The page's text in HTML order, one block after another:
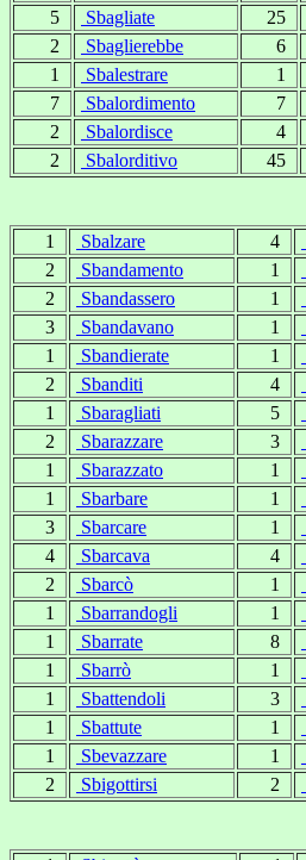
5
Sbagliate 25
2
Sbaglierebbe 6
1
Sbalestrare 1
7
Sbalordimento 7
2
Sbalordisce 4
2
Sbalorditivo 45
1 Sbalzare 4
2
Sbandamento 1
2
Sbandassero 1
3
Sbandavano 1
1
Sbandierate 1
2
Sbanditi 4
1
Sbaragliati 5
2
Sbarazzare 3
1
Sbarazzato 1
1
Sbarbare 1
3
Sbarcare 1
4
Sbarcava 4
2
Sbarcò 1
1
Sbarrandogli 1
1
Sbarrate 8
1
Sbarrò 1
1
Sbattendoli 3
1
Sbattute 1
1
Sbevazzare 1
2
Sbigottirsi 2